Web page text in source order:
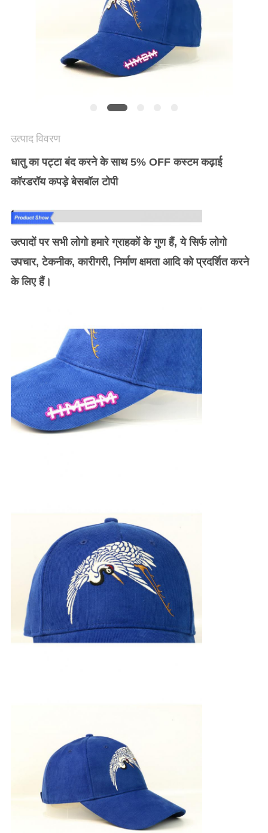
उत्पाद विवरण
धातु का पट्टा बंद करने के साथ 5% OFF कस्टम कढ़ाई
कॉरडरॉय कपड़े बेसबॉल टोपी
उत्पादों पर सभी लोगो हमारे ग्राहकों के गुण हैं, ये सिर्फ लोगो
उपचार, टेकनीक, कारीगरी, निर्माण क्षमता आदि को प्रदर्शित करने
के लिए हैं।